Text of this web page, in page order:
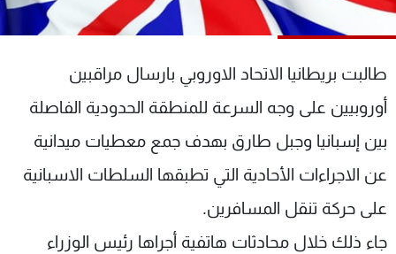
طالبت بريطانيا الاتحاد الاوروبي بارسال مراقبين
أوروبيين على وجه السرعة للمنطقة الحدودية الفاصلة
بين إسبانيا وجبل طارق بهدف جمع معطيات ميدانية
عن الاجراءات الأحادية التي تطبقها السلطات الاسبانية
على حركة تنقل المسافرين.
جاء ذلك خلال محادثات هاتفية أجراها رئيس الوزراء
جدول البرامج
شاهد البرامج
عن MTV
الإنـتـاج
لاعلاناتكم
وظائف
تواصل معنا
شروط الإسـتخدام
سياسة الخصوصية